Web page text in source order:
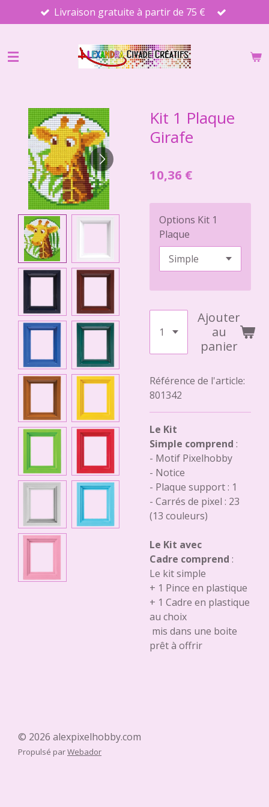
au
principal
Livraison gratuite à partir de 75 €
Kit 1 Plaque
Girafe
10,36 €
Options Kit 1
Plaque
Ajouter
au
panier
Référence de l'article:
801342
Le Kit
Simple comprend :
- Motif Pixelhobby
- Notice
- Plaque support : 1
- Carrés de pixel : 23
(13 couleurs)
Le Kit avec
Cadre comprend :
Le kit simple
+ 1 Pince en plastique
+ 1 Cadre en plastique
au choix
mis dans une boite
prêt à offrir
© 2026 alexpixelhobby.com
Propulsé parWebador